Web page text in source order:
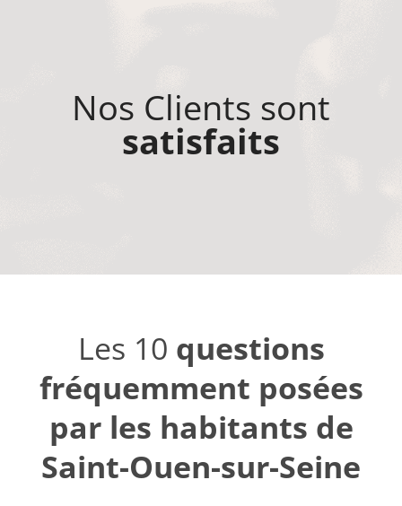
Nos Clients sont
satisfaits
Les 10 questions
fréquemment posées
par les habitants de
Saint-Ouen-sur-Seine